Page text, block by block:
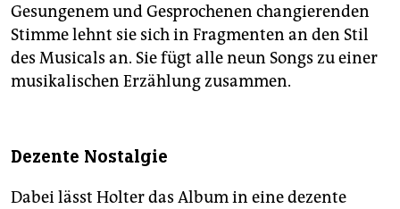
Gesungenem und Gesprochenen changierenden
Stimme lehnt sie sich in Fragmenten an den Stil
des Musicals an. Sie fügt alle neun Songs zu einer
musikalischen Erzählung zusammen.
Dezente Nostalgie
Dabei lässt Holter das Album in eine dezente